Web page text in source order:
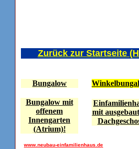
Zurück zur Startseite
Bungalow
Bungalow mit
offenem
Innengarten
(Atrium)!
mit
www.neubau-einfamilienhaus.de